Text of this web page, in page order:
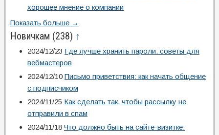
хорошее мнение о компании
Показать больше →
Новичкам (238) ↑
2024/12/23 Где лучше хранить пароли: советы для
вебмастеров
2024/12/10 Письмо приветствия: как начать общение
с подписчиком
2024/11/25 Как сделать так, чтобы рассылку не
отправили в спам
2024/11/18 Что должно быть на сайте-визитке: